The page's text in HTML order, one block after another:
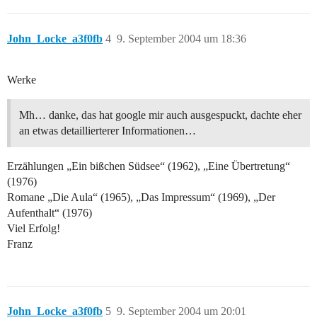
John_Locke_a3f0fb 9. September 2004 um 18:36
4
Werke
Mh… danke, das hat google mir auch ausgespuckt, dachte eher
an etwas detaillierterer Informationen…
Erzählungen „Ein bißchen Südsee“ (1962), „Eine Übertretung“
(1976)
Romane „Die Aula“ (1965), „Das Impressum“ (1969), „Der
Aufenthalt“ (1976)
Viel Erfolg!
Franz
John_Locke_a3f0fb 9. September 2004 um 20:01
5